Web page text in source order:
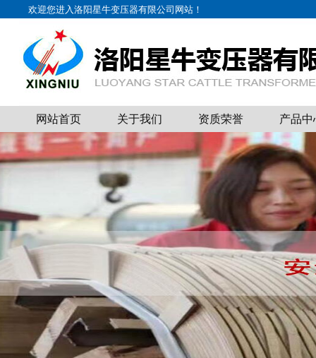
欢迎您进入洛阳星牛变压器有限公司网站！
网站首页 关于我们 资质荣誉 产品中